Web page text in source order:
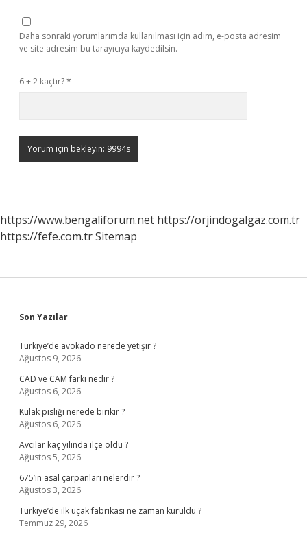
Daha sonraki yorumlarımda kullanılması için adım, e-posta adresim
ve site adresim bu tarayıcıya kaydedilsin.
6 + 2 kaçtır?*
https://www.bengaliforum.net https://orjindogalgaz.com.tr
https://fefe.com.trSitemap
Sidebar
Son Yazılar
Türkiye’de avokado nerede yetişir ?
Ağustos 9, 2026
CAD ve CAM farkı nedir ?
Ağustos 6, 2026
Kulak pisliği nerede birikir ?
Ağustos 6, 2026
Avcılar kaç yılında ilçe oldu ?
Ağustos 5, 2026
675’in asal çarpanları nelerdir ?
Ağustos 3, 2026
Türkiye’de ilk uçak fabrikası ne zaman kuruldu ?
Temmuz 29, 2026